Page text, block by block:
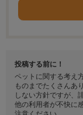
投稿する前に！
ペットに関する考え
ものまでたくさんあ
しない方針ですが、
他の利用者が不快に
注意ください。